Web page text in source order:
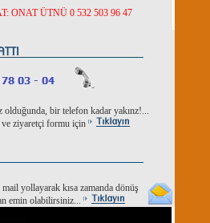
ONAT ÜTNÜ 0 532 503 96 47
olduğunda, bir telefon kadar yakınz!...
ziyaretçi formu için
yollayarak kısa zamanda dönüş
emin olabilirsiniz...